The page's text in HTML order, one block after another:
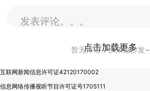
发表评论。。。
暂无评论，快来抢沙发~
点击加载更多
互联网新闻信息许可证42120170002
信息网络传播视听节目许可证号1705111